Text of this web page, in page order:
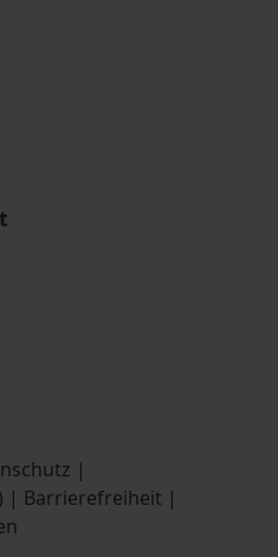
|
| Barrierefreiheit |